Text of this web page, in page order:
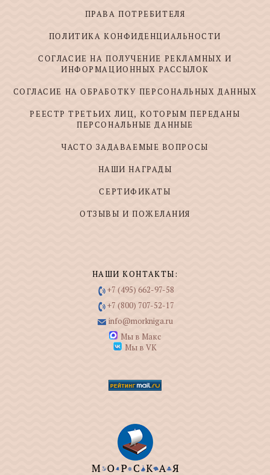
ПРАВА ПОТРЕБИТЕЛЯ
ПОЛИТИКА КОНФИДЕНЦИАЛЬНОСТИ
СОГЛАСИЕ НА ПОЛУЧЕНИЕ РЕКЛАМНЫХ И
ИНФОРМАЦИОННЫХ РАССЫЛОК
СОГЛАСИЕ НА ОБРАБОТКУ ПЕРСОНАЛЬНЫХ ДАННЫХ
РЕЕСТР ТРЕТЬИХ ЛИЦ, КОТОРЫМ ПЕРЕДАНЫ
ПЕРСОНАЛЬНЫЕ ДАННЫЕ
ЧАСТО ЗАДАВАЕМЫЕ ВОПРОСЫ
НАШИ НАГРАДЫ
СЕРТИФИКАТЫ
ОТЗЫВЫ И ПОЖЕЛАНИЯ
НАШИ КОНТАКТЫ:
+7 (495) 662-97-58
+7 (800) 707-52-17
info@morkniga.ru
Мы в Макс
Мы в VK